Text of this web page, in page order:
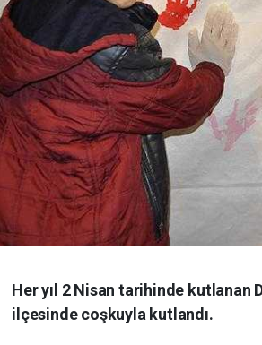
Her yıl 2 Nisan tarihinde kutlanan
ilçesinde coşkuyla kutlandı.